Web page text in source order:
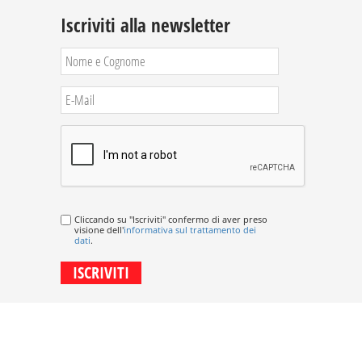
Iscriviti alla newsletter
Cliccando su "Iscriviti" confermo di aver preso
visione dell'informativa sul trattamento dei
dati.